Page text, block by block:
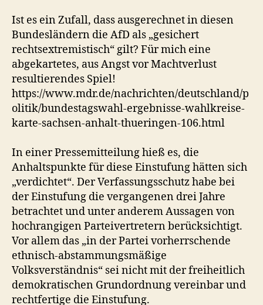
Ist es ein Zufall, dass ausgerechnet in diesen
Bundesländern die AfD als „gesichert
rechtsextremistisch“ gilt? Für mich eine
abgekartetes, aus Angst vor Machtverlust
resultierendes Spiel!
https://www.mdr.de/nachrichten/deutschland/p
olitik/bundestagswahl-ergebnisse-wahlkreise-
karte-sachsen-anhalt-thueringen-106.html
In einer Pressemitteilung hieß es, die
Anhaltspunkte für diese Einstufung hätten sich
„verdichtet“. Der Verfassungsschutz habe bei
der Einstufung die vergangenen drei Jahre
betrachtet und unter anderem Aussagen von
hochrangigen Parteivertretern berücksichtigt.
Vor allem das „in der Partei vorherrschende
ethnisch-abstammungsmäßige
Volksverständnis“ sei nicht mit der freiheitlich
demokratischen Grundordnung vereinbar und
rechtfertige die Einstufung.